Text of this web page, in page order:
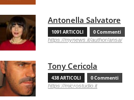
Antonella Salvatore
1091 ARTICOLI 0 Commenti
https://mynews.it/author/ansa/
Tony Cericola
438 ARTICOLI 0 Commenti
https://microstudio.it